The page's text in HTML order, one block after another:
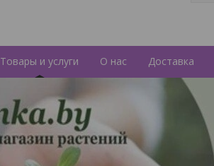
Товары и услуги О нас Доставка